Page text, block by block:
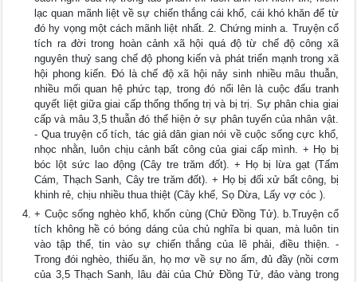
lạc quan mãnh liệt về sự chiến thắng cái khổ, cái khó khăn để từ
đó hy vọng một cách mãnh liệt nhất. 2. Chứng minh a. Truyện cổ
tích ra đời trong hoàn cảnh xã hội quá độ từ chế độ công xã
nguyên thuỷ sang chế độ phong kiến và phát triển mạnh trong xã
hội phong kiến. Đó là chế độ xã hội nảy sinh nhiều mâu thuẫn,
nhiều mối quan hệ phức tạp, trong đó nổi lên là cuộc đấu tranh
quyết liệt giữa giai cấp thống thống trị và bị trị. Sự phân chia giai
cấp và mâu 3,5 thuẫn đó thể hiện ở sự phân tuyến của nhân vật.
- Qua truyện cổ tích, tác giả dân gian nói về cuộc sống cực khổ,
nhọc nhằn, luôn chịu cảnh bất công của giai cấp mình. + Họ bị
bóc lột sức lao động (Cây tre trăm đốt). + Họ bị lừa gạt (Tấm
Cám, Thạch Sanh, Cây tre trăm đốt). + Họ bị đối xử bất công, bị
khinh rẻ, chịu nhiều thua thiệt (Cây khế, Sọ Dừa, Lấy vợ cóc ).
+ Cuộc sống nghèo khổ, khốn cùng (Chử Đồng Tử). b.Truyện cổ
tích không hề có bóng dáng của chủ nghĩa bi quan, mà luôn tin
vào tập thể, tin vào sự chiến thắng của lẽ phải, điều thiện. -
Trong đói nghèo, thiếu ăn, họ mơ về sự no ấm, đủ đầy (nồi cơm
của 3,5 Thạch Sanh, lâu đài của Chử Đồng Tử, đảo vàng trong